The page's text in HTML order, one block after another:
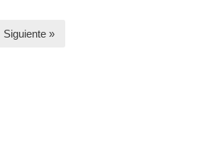
Siguiente »